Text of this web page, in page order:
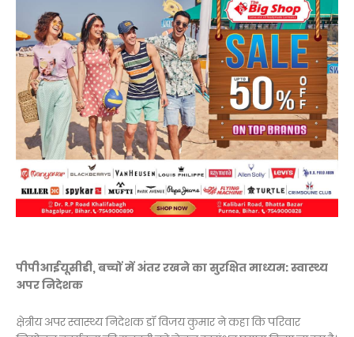
पीपीआईयूसीडी, बच्चों में अंतर रखने का सुरक्षित माध्यम: स्वास्थ्य
अपर निदेशक
क्षेत्रीय अपर स्वास्थ्य निदेशक डॉ विजय कुमार ने कहा कि परिवार